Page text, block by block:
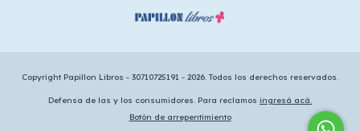
Copyright Papillon Libros - 30710725191 - 2026. Todos los derechos reservados.
Defensa de las y los consumidores. Para reclamos ingresá acá.
Botón de arrepentimiento